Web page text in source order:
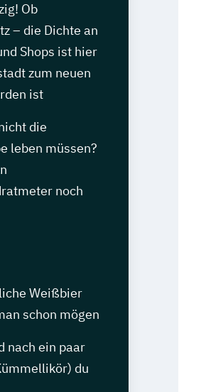
Ob
– die Dichte an
Shops ist hier
zum neuen
ist
die
leben müssen?
noch
Weißbier
schon mögen
nach ein paar
du